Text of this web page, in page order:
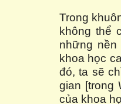
Trong
không thể
những
khoa học
đó, ta sẽ
gian [trong
của khoa